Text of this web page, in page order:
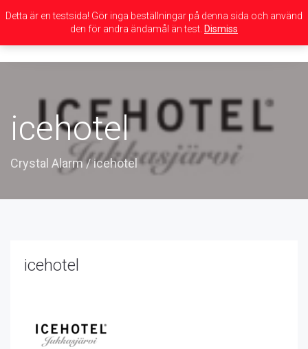
navigation
icehotel
Crystal Alarm/icehotel
icehotel
Detta är en testsida! Gör inga beställningar på denna sida och använd
den för andra ändamål än test. Dismiss